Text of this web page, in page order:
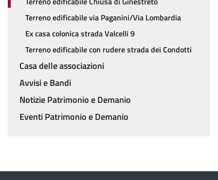
Terreno edificabile via Paganini/Via Lombardia
Ex casa colonica strada Valcelli 9
Terreno edificabile con rudere strada dei Condotti
Casa delle associazioni
Avvisi e Bandi
Notizie Patrimonio e Demanio
Eventi Patrimonio e Demanio